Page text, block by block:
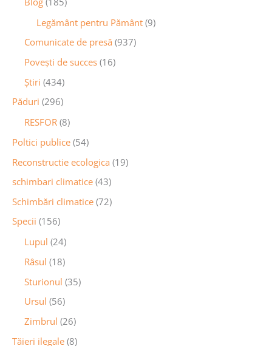
Legământ pentru Pământ (9)
Comunicate de presă (937)
Povești de succes (16)
Știri (434)
Păduri (296)
RESFOR (8)
Poltici publice (54)
Reconstructie ecologica (19)
schimbari climatice (43)
Schimbări climatice (72)
Specii (156)
Lupul (24)
Râsul (18)
Sturionul (35)
Ursul (56)
Zimbrul (26)
Tăieri ilegale (8)